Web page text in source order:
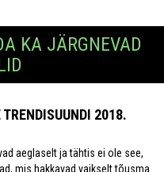
KA JÄRGNEVAD
2018.
aeglaselt ja tähtis ei ole see,
mis hakkavad vaikselt tõusma